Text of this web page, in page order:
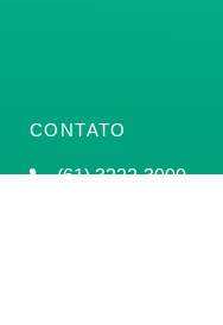
CONTATO
(61) 3222-3000